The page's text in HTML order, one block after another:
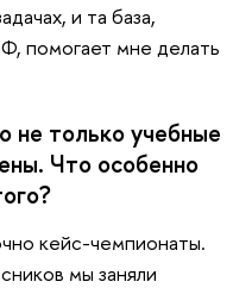
и та база,
помогает мне делать
только учебные
Что особенно
кейс-чемпионаты.
мы заняли